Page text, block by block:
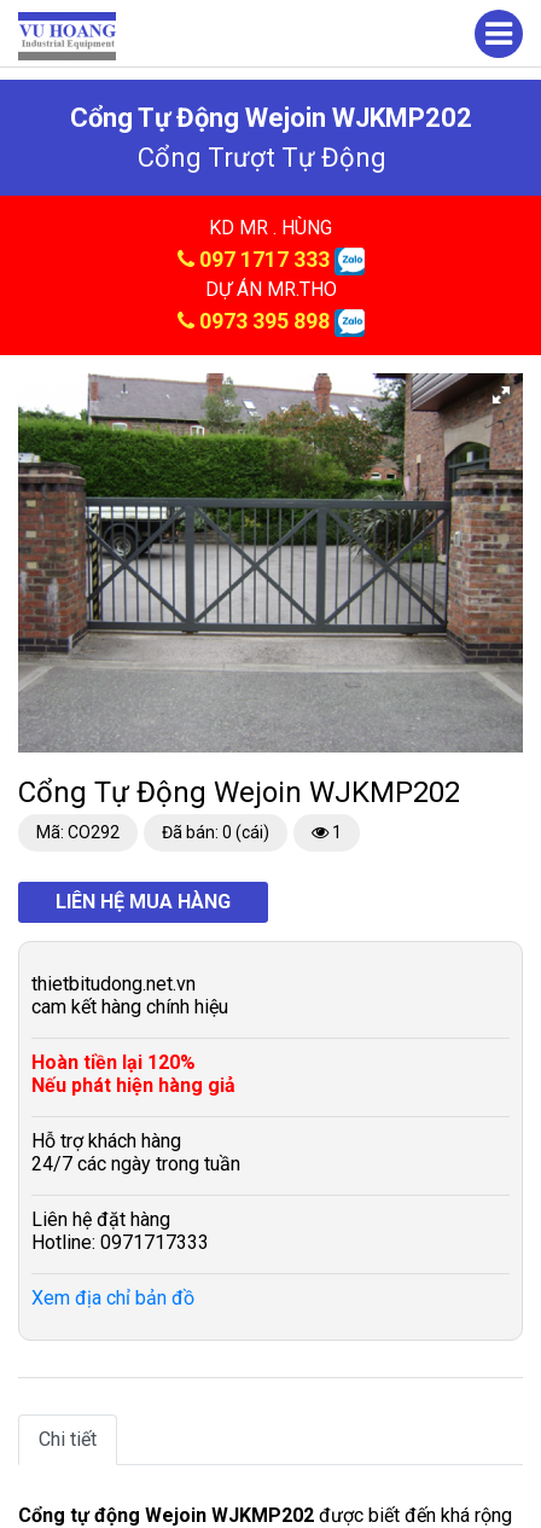
Cổng Tự Động Wejoin WJKMP202
Cổng Trượt Tự Động
KD MR . HÙNG
097 1717 333
DỰ ÁN MR.THO
0973 395 898
Cổng Tự Động Wejoin WJKMP202
Mã: CO292 Đã bán: 0 (cái) 1
LIÊN HỆ MUA HÀNG
thietbitudong.net.vn
cam kết hàng chính hiệu
Hoàn tiền lại 120%
Nếu phát hiện hàng giả
Hỗ trợ khách hàng
24/7 các ngày trong tuần
Liên hệ đặt hàng
Hotline: 0971717333
Xem địa chỉ bản đồ
Chi tiết
Cổng tự động Wejoin WJKMP202 được biết đến khá rộng